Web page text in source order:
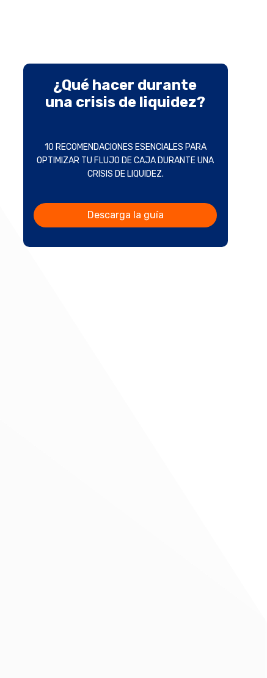
¿Qué hacer durante
una crisis de liquidez?
10 RECOMENDACIONES ESENCIALES PARA
OPTIMIZAR TU FLUJO DE CAJA DURANTE UNA
CRISIS DE LIQUIDEZ.
Descarga la guía